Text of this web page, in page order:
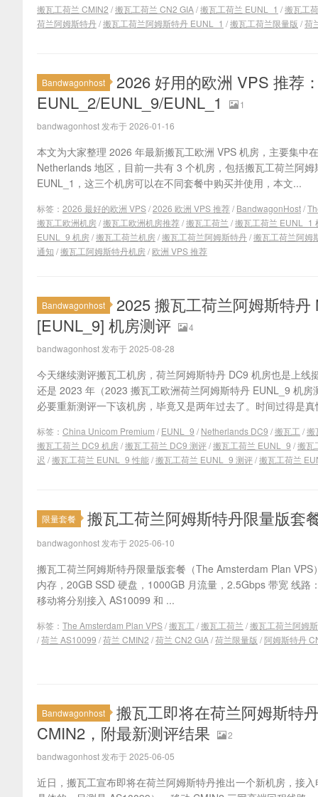
搬瓦工荷兰 CMIN2 /搬瓦工荷兰 CN2 GIA/搬瓦工荷兰 EUNL_1 /搬瓦工
荷兰阿姆斯特丹/搬瓦工荷兰阿姆斯特丹 EUNL_1 /搬瓦工荷兰限量版 /荷
Bandwagonhost
2026 好用的欧洲 VPS 推荐
EUNL_2/EUNL_9/EUNL_1
1
bandwagonhost 发布于 2026-01-16
本文为大家整理 2026 年最新搬瓦工欧洲 VPS 机房，主要集中
Netherlands 地区，目前一共有 3 个机房，包括搬瓦工荷兰阿
EUNL_1，这三个机房可以在不同套餐中购买并使用，本文...
标签： 2026 最好的欧洲 VPS/2026 欧洲 VPS 推荐/ BandwagonHost/
搬瓦工欧洲机房/搬瓦工欧洲机房推荐/搬瓦工荷兰 /搬瓦工荷兰 EUNL_1
EUNL_9 机房/搬瓦工荷兰机房/搬瓦工荷兰阿姆斯特丹/搬瓦工荷兰阿姆
通知 /搬瓦工阿姆斯特丹机房/欧洲 VPS 推荐
Bandwagonhost
2025 搬瓦工荷兰阿姆斯特
[EUNL_9] 机房测评
4
bandwagonhost 发布于 2025-08-28
今天继续测评搬瓦工机房，荷兰阿姆斯特丹 DC9 机房也是上线
还是 2023 年（2023 搬瓦工欧洲荷兰阿姆斯特丹 EUNL_9 机
必要重新测评一下该机房，毕竟又是两年过去了。时间过得是
标签： China Unicom Premium / EUNL_9 / Netherlands DC9 /搬瓦工 /搬
搬瓦工荷兰 DC9 机房/搬瓦工荷兰 DC9 测评/搬瓦工荷兰 EUNL_9 /搬瓦
迟 /搬瓦工荷兰 EUNL_9 性能/搬瓦工荷兰 EUNL_9 测评/搬瓦工荷兰
限量套餐 搬瓦工荷兰阿姆斯特丹限量版套
bandwagonhost 发布于 2025-06-10
搬瓦工荷兰阿姆斯特丹限量版套餐（The Amsterdam Plan
内存，20GB SSD 硬盘，1000GB 月流量，2.5Gbps 带宽 线路
移动将分别接入 AS10099 和 ...
标签： The Amsterdam Plan VPS/搬瓦工 /搬瓦工荷兰 /搬瓦工荷兰阿姆
/荷兰 AS10099 /荷兰 CMIN2 /荷兰 CN2 GIA/荷兰限量版 /阿姆斯特丹
Bandwagonhost
搬瓦工即将在荷兰阿姆斯特
CMIN2，附最新测评结果
2
bandwagonhost 发布于 2025-06-05
近日，搬瓦工宣布即将在荷兰阿姆斯特丹推出一个新机房，接